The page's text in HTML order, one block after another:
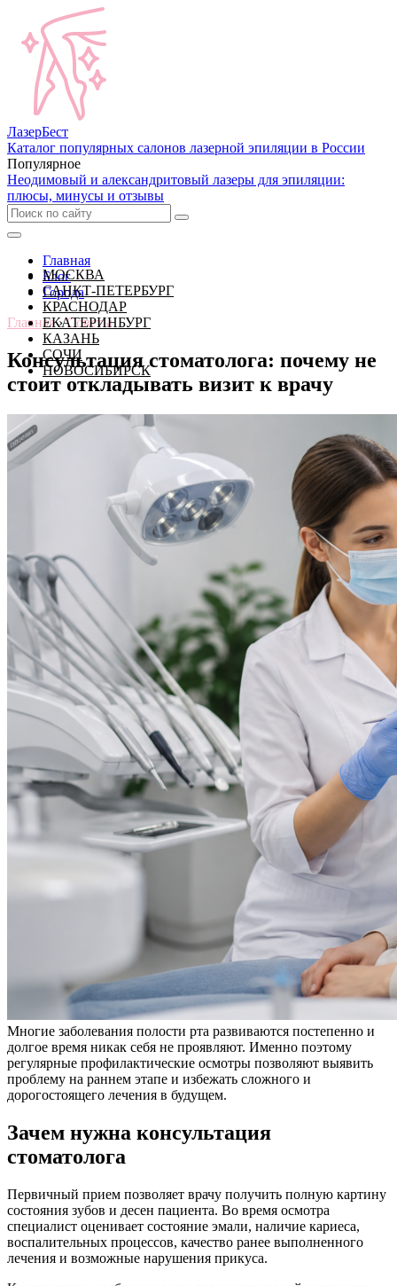
ЛазерБест
Каталог популярных салонов лазерной эпиляции в России
Популярное
Неодимовый и александритовый лазеры для эпиляции:
плюсы, минусы и отзывы
МОСКВА
САНКТ-ПЕТЕРБУРГ
КРАСНОДАР
ЕКАТЕРИНБУРГ
КАЗАНЬ
СОЧИ
НОВОСИБИРСК
Главная
Блог
Города
Главная › Советы
Консультация стоматолога: почему не
стоит откладывать визит к врачу
Многие заболевания полости рта развиваются постепенно и
долгое время никак себя не проявляют. Именно поэтому
регулярные профилактические осмотры позволяют выявить
проблему на раннем этапе и избежать сложного и
дорогостоящего лечения в будущем.
Зачем нужна консультация
стоматолога
Первичный прием позволяет врачу получить полную картину
состояния зубов и десен пациента. Во время осмотра
специалист оценивает состояние эмали, наличие кариеса,
воспалительных процессов, качество ранее выполненного
лечения и возможные нарушения прикуса.